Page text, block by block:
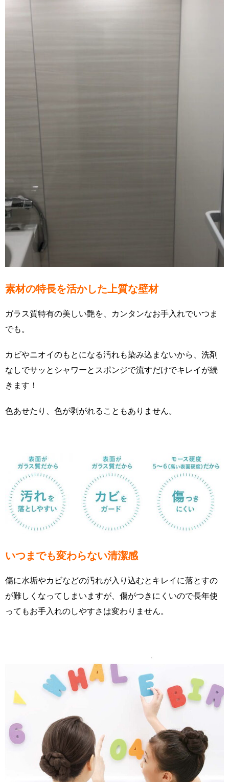
素材の特長を活かした上質な壁材
ガラス質特有の美しい艶を、カンタンなお手入れでいつま
でも。
カビやニオイのもとになる汚れも染み込まないから、洗剤
なしでサッとシャワーとスポンジで流すだけでキレイが続
きます！
色あせたり、色が剥がれることもありません。
いつまでも変わらない清潔感
傷に水垢やカビなどの汚れが入り込むとキレイに落とすの
が難しくなってしまいますが、傷がつきにくいので長年使
ってもお手入れのしやすさは変わりません。